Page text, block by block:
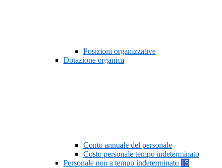
Posizioni organizzative
Dotazione organica
Conto annuale del personale
Costo personale tempo indeterminato
Personale non a tempo indeterminato 15